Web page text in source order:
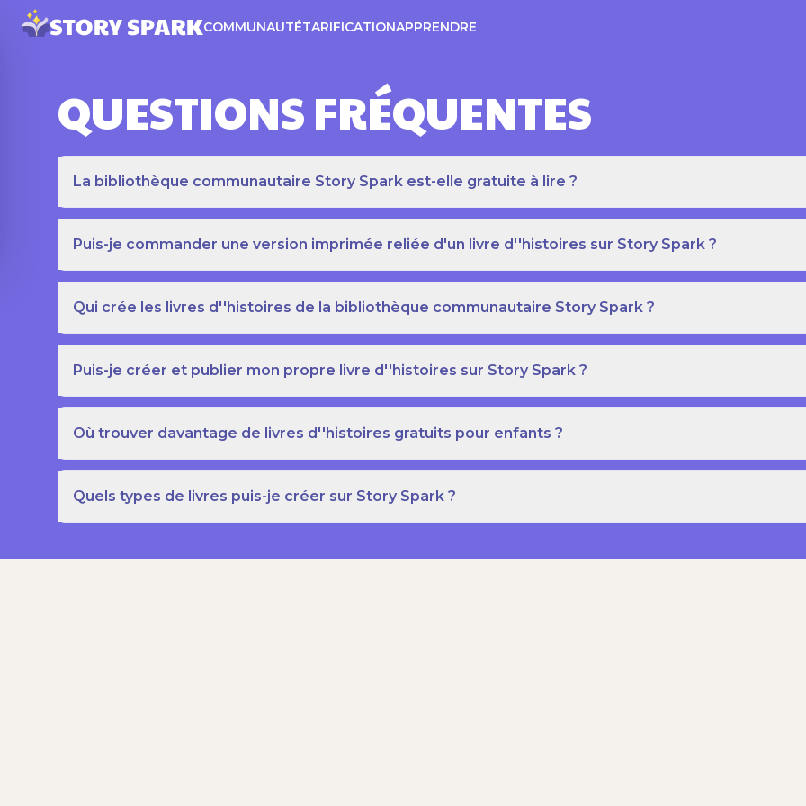
COMMUNAUTÉTARIFICATIONAPPRENDRE
QUESTIONS FRÉQUENTES
La bibliothèque communautaire Story Spark est-elle gratuite à lire ?
Puis-je commander une version imprimée reliée d'un livre d''histoires sur Story Spark ?
Qui crée les livres d''histoires de la bibliothèque communautaire Story Spark ?
Puis-je créer et publier mon propre livre d''histoires sur Story Spark ?
Où trouver davantage de livres d''histoires gratuits pour enfants ?
Quels types de livres puis-je créer sur Story Spark ?